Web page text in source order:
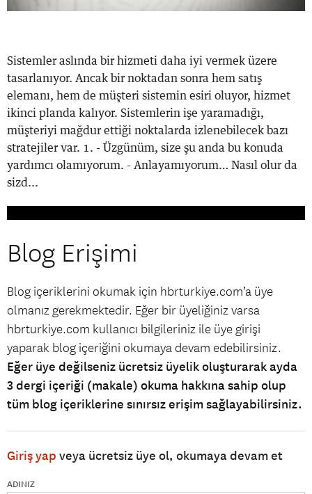
Sistemler aslında bir hizmeti daha iyi vermek üzere
tasarlanıyor. Ancak bir noktadan sonra hem satış
elemanı, hem de müşteri sistemin esiri oluyor, hizmet
ikinci planda kalıyor. Sistemlerin işe yaramadığı,
müşteriyi mağdur ettiği noktalarda izlenebilecek bazı
stratejiler var. 1. - Üzgünüm, size şu anda bu konuda
yardımcı olamıyorum. - Anlayamıyorum… Nasıl olur da
sizd...
Blog Erişimi
Blog içeriklerini okumak için hbrturkiye.com’a üye
olmanız gerekmektedir. Eğer bir üyeliğiniz varsa
hbrturkiye.com kullanıcı bilgileriniz ile üye girişi
yaparak blog içeriğini okumaya devam edebilirsiniz.
Eğer üye değilseniz ücretsiz üyelik oluşturarak ayda
3 dergi içeriği (makale) okuma hakkına sahip olup
tüm blog içeriklerine sınırsız erişim sağlayabilirsiniz.
Giriş yap veya ücretsiz üye ol, okumaya devam et
ADINIZ